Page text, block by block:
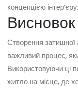
концепцією інтер’єру.
Висновок
Створення
важливий процес,
Використовуючи ці
житло на місце, де